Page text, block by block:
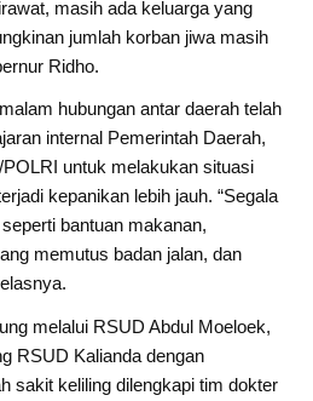
masih ada keluarga yang
jumlah korban jiwa masih
Ridho.
hubungan antar daerah telah
internal Pemerintah Daerah,
untuk melakukan situasi
kepanikan lebih jauh. “Segala
bantuan makanan,
memutus badan jalan, dan
melalui RSUD Abdul Moeloek,
RSUD Kalianda dengan
sakit keliling dilengkapi tim dokter